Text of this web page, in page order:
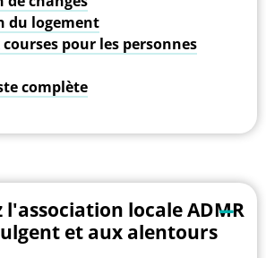
du logement
pour les personnes
complète
l'association locale ADMR
et aux alentours